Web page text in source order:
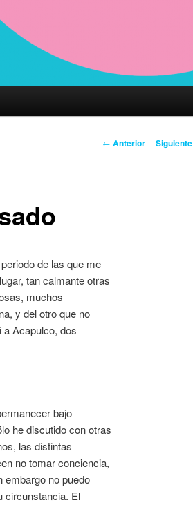
Navegación
← Anterior Siguiente
de las que me
tan calmante otras
muchos
y del otro que no
a Acapulco, dos
bajo
he discutido con otras
las distintas
no tomar conciencia,
embargo no puedo
circunstancia. El